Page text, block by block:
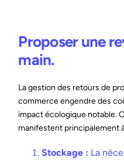
Proposer une
main.
La gestion des retours de
commerce engendre des
impact écologique notable.
manifestent principalement
Stockage : La